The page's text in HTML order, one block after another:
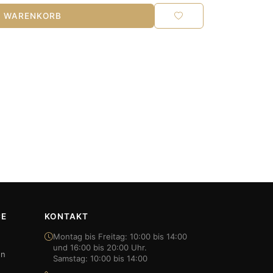
KONTAKT
Montag bis Freitag: 10:00 bis 14:00
und 16:00 bis 20:00 Uhr.
Samstag: 10:00 bis 14:00